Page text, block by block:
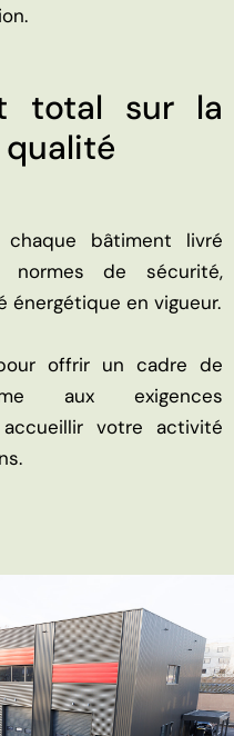
total sur la
bâtiment livré
normes de sécurité,
énergétique en vigueur.
offrir un cadre de
aux exigences
votre activité